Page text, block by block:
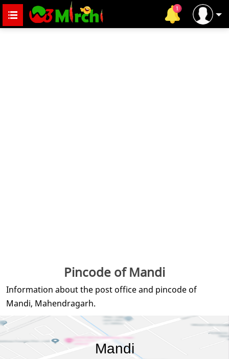
Pincode of Mandi
Information about the post office and pincode of
Mandi, Mahendragarh.
Mandi